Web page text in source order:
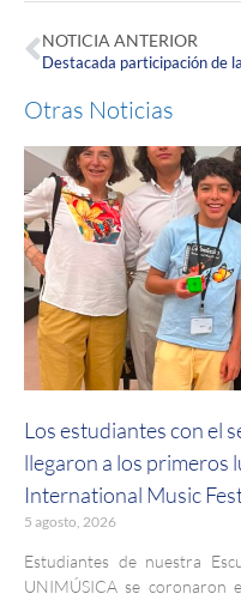
NOTICIA ANTERIOR
Otras Noticias
Los estudiantes con el
llegaron a los primeros
International Music
5 agosto, 2026
Estudiantes de nuestra
UNIMÚSICA se coronaron